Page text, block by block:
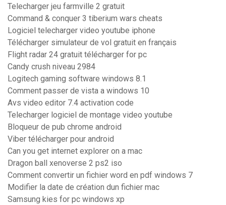
Telecharger jeu farmville 2 gratuit
Command & conquer 3 tiberium wars cheats
Logiciel telecharger video youtube iphone
Télécharger simulateur de vol gratuit en français
Flight radar 24 gratuit télécharger for pc
Candy crush niveau 2984
Logitech gaming software windows 8.1
Comment passer de vista a windows 10
Avs video editor 7.4 activation code
Telecharger logiciel de montage video youtube
Bloqueur de pub chrome android
Viber télécharger pour android
Can you get internet explorer on a mac
Dragon ball xenoverse 2 ps2 iso
Comment convertir un fichier word en pdf windows 7
Modifier la date de création dun fichier mac
Samsung kies for pc windows xp